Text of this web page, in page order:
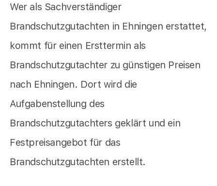
Wer als Sachverständiger
Brandschutzgutachten in Ehningen erstattet,
kommt für einen Ersttermin als
Brandschutzgutachter zu günstigen Preisen
nach Ehningen. Dort wird die
Aufgabenstellung des
Brandschutzgutachters geklärt und ein
Festpreisangebot für das
Brandschutzgutachten erstellt.